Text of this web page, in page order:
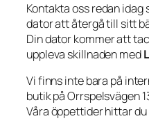
Kontakta oss redan idag
dator att återgå till sitt
Din dator kommer att
uppleva skillnaden med
Vi finns inte bara på
butik på Orrspelsvägen
Våra öppettider hittar du